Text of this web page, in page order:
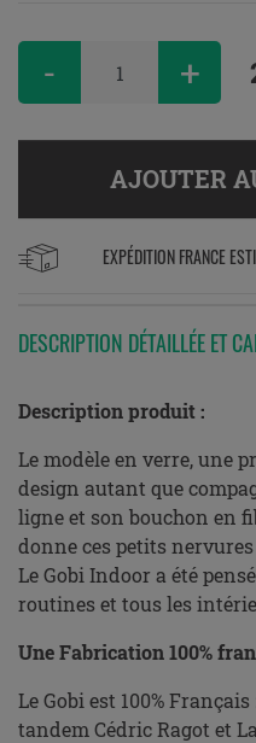
- +
AJOUTER
EXPÉDITION FRANCE
DESCRIPTION DÉTAILLÉE ET
Description produit :
Le modèle en verre, une
design autant que
ligne et son bouchon en
donne ces petits
Le Gobi Indoor a été
routines et tous les
Une Fabrication 100%
Le Gobi est 100%
tandem Cédric Ragot et